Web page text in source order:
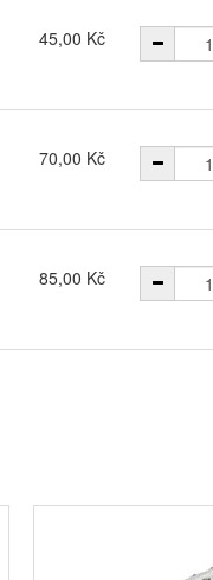
45,00 Kč
70,00 Kč
85,00 Kč